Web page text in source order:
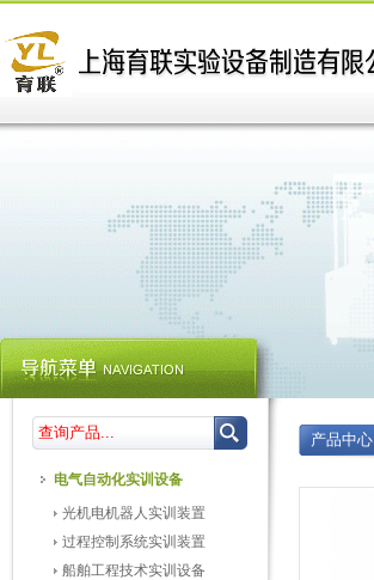
产品中心
电气自动化实训设备
光机电机器人实训装置
过程控制系统实训装置
船舶工程技术实训设备